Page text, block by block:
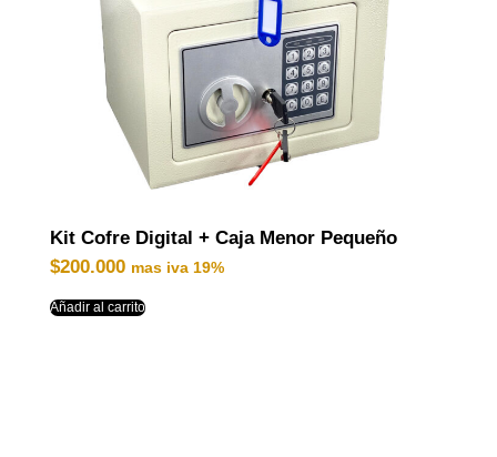
Kit Cofre Digital + Caja Menor Pequeño
$200.000 mas iva 19%
Añadir al carrito